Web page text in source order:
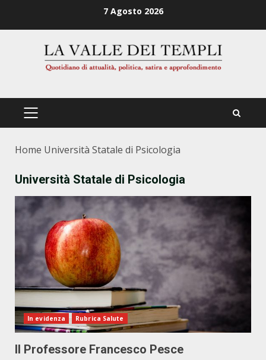
7 Agosto 2026
PRIMÄRES
Home Università Statale di Psicologia
Università Statale di Psicologia
In evidenza Rubrica Salute
Il Professore Francesco Pesce